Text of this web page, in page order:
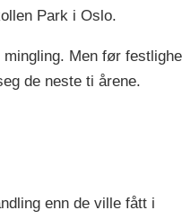
Park i Oslo.
Men før
de neste ti årene.
enn de ville fått i